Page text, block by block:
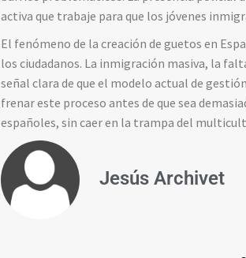
activa que trabaje para que los jóvenes
El fenómeno de la creación de guetos en
los ciudadanos. La inmigración masiva, la
señal clara de que el modelo actual de
frenar este proceso antes de que sea
españoles, sin caer en la trampa del
Jesús Archivet